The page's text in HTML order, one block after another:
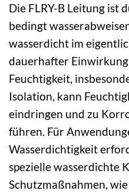
Die FLRY-B Leitung ist
bedingt
wasserdicht im
dauerhafter
Feuchtigkeit,
Isolation, kann
eindringen und zu
führen. Für
Wasserdichtigkeit
spezielle wasserdichte
Schutzmaßnahmen,